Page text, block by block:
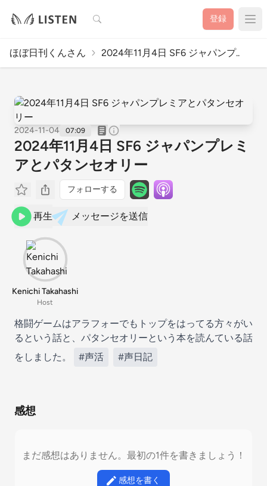
検索 登録
ほぼ日刊くんさん 2024年11月4日 SF6 ジャパンプ..
2024-11-04 07:09
2024年11月4日 SF6 ジャパンプレミ
アとパタンセオリー
フォローする
再生 メッセージを送信
Kenichi Takahashi
Host
格闘ゲームはアラフォーでもトップをはってる方々がい
るという話と、パタンセオリーという本を読んている話
をしました。
#声活 #声日記
感想
まだ感想はありません。最初の1件を書きましょう！
感想を書く